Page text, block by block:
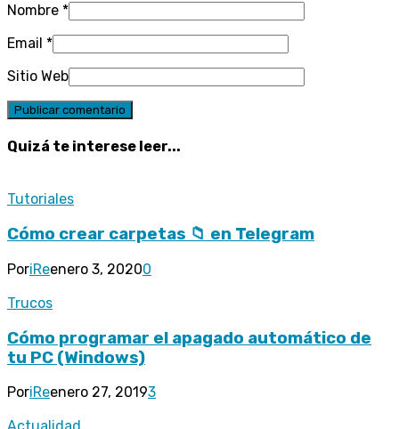
Nombre *
Email *
Sitio Web
Quizá te interese leer...
Tutoriales
Cómo crear carpetas 📁 en Telegram
PoriReenero 3, 20200
Trucos
Cómo programar el apagado automático de
tu PC (Windows)
PoriReenero 27, 20193